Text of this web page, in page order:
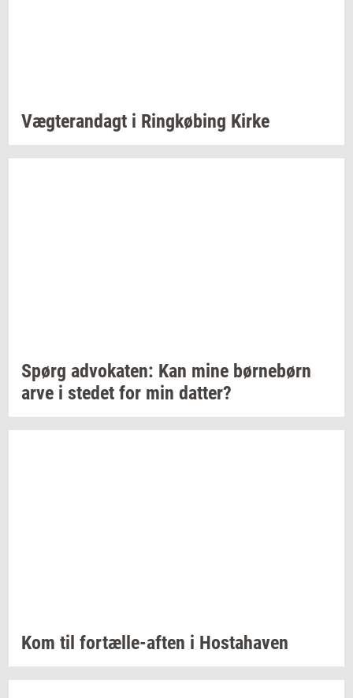
Væg­te­ran­dagt i Ring­kø­bing Kirke
Spørg ad­vo­ka­ten: Kan mine bør­ne­børn
arve i ste­det for min dat­ter?
Kom til fortælle-​aften i Hosta­ha­ven